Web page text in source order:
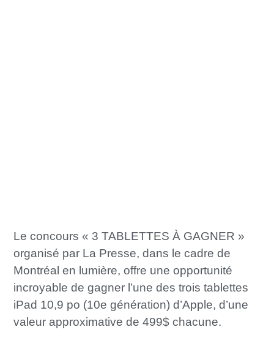
Le concours « 3 TABLETTES À GAGNER »
organisé par La Presse, dans le cadre de
Montréal en lumière, offre une opportunité
incroyable de gagner l’une des trois tablettes
iPad 10,9 po (10e génération) d’Apple, d’une
valeur approximative de 499$ chacune.